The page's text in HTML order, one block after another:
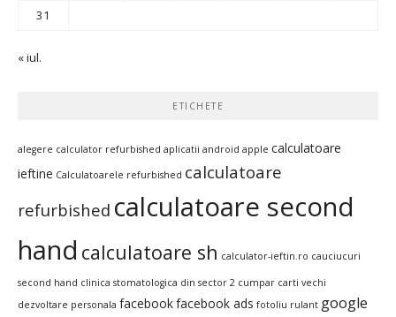
31
« iul.
ETICHETE
alegere calculator refurbished aplicatii android apple calculatoare
ieftine Calculatoarele refurbished calculatoare
refurbished calculatoare second
hand calculatoare sh calculator-ieftin.ro cauciucuri
second hand clinica stomatologica din sector 2 cumpar carti vechi
dezvoltare personala facebookfacebook ads fotoliu rulant google